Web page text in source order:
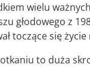
wielu
głodowego z
toczące się
to duża